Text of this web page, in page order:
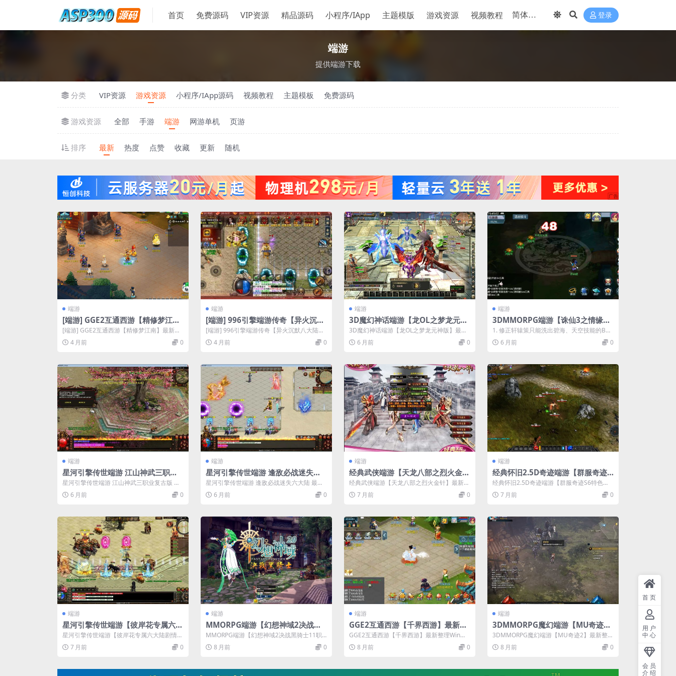
首页 免费源码 VIP资源 精品源码 小程序/IApp 主题模版 游戏资源 视频教程 登录
端游
提供端游下载
分类 VIP资源 游戏资源 小程序/IApp源码 视频教程 主题模板 免费源码
游戏资源 全部 手游 端游 网游单机 页游
排序 最新 热度 点赞 收藏 更新 随机
端游
[端游] GGE2互通西游【精修梦江
南】最新整理Win系端+安卓苹果PC
三端互通+全套源码+搭建教程
[端游] GGE2互通西游【精修梦江南】最新整
理Win系端+安卓苹果PC三端互通...
4 月前 0
端游
[端游] 996引擎端游传奇【异火沉默
八大陆】最新整理WIN端+多大陆+
GM测试后台
[端游] 996引擎端游传奇【异火沉默八大陆】
最新整理WIN端+多大陆+GM测试...
4 月前 0
端游
3D魔幻神话端游【龙OL之梦龙元神
版】最新整理Win系服务端+网页注
册+GM工具+GM命令+PC客户端+详
细搭建教程+视频教程
3D魔幻神话端游【龙OL之梦龙元神版】最新
整理Win系服务端+网页注册+GM工具...
6 月前 0
端游
3DMMORPG端游【诛仙3之情缘诛
仙18职业】最新整理单机一键即玩
镜像端+Linux手工服务端+GM工具
+网页注册+PC客户端+详细搭建教
1. 修正轩辕策只能洗出碧海、天空技能的BU
G 2. 修改T本部分掉落，减少错误...
6 月前 0
端游
星河引擎传世端游 江山神武三职业
复古版 最新整理 Win 系服务端 + 彩
虹登陆器 + 客户端 + 教程
星河引擎传世端游 江山神武三职业复古版 最
新整理 Win 系服务端 + 彩虹登陆...
6 月前 0
端游
星河引擎传世端游 逢敌必战迷失六
大陆 最新整理 Win系服务端+彩虹
登陆器+客户端+教程
星河引擎传世端游 逢敌必战迷失六大陆 最新
整理 Win系服务端+彩虹登陆器+客户...
6 月前 0
端游
经典武侠端游【天龙八部之烈火金
针】最新整理单机一键即玩镜像端+
Linux手工服务端+PC客户端+GM工
具+详细搭建教程
经典武侠端游【天龙八部之烈火金针】最新整
理单机一键即玩镜像端+Linux手工服务...
7 月前 0
端游
经典怀旧2.5D奇迹端游【群服奇迹S
6特色版】最新整理Win系服务端
+网页注册+GM工具+PC客户端+详
细搭建教程
经典怀旧2.5D奇迹端游【群服奇迹S6特色
版】最新整理Win系服务端+网页注册+...
7 月前 0
端游
星河引擎传世端游【彼岸花专属六大
陆剧情版】最新整理Win系服务端
+彩虹登陆器+客户端+详细搭建教程
星河引擎传世端游【彼岸花专属六大陆剧情
版】最新整理Win系服务端+彩虹登陆器+客...
7 月前 0
端游
MMORPG端游【幻想神域2决战黑
骑士11职业】最新整理单机一键即
玩镜像服务端+Linux手工服务端+P
C客户端+详细搭建教程
MMORPG端游【幻想神域2决战黑骑士11职
业】最新整理单机一键即玩镜像服务端+...
8 月前 0
端游
GGE2互通西游【千界西游】最新整
理Win系服务端+安卓苹果PC三端
+全套源码+详细搭建教程
GGE2互通西游【千界西游】最新整理Win系
服务端+安卓苹果PC三端+全套源码+...
8 月前 0
端游
3DMMORPG魔幻端游【MU奇迹
2】最新整理WIN系服务端+PC客户
端+登录器+GM工具+详细搭建教程
+视频教程
3DMMORPG魔幻端游【MU奇迹2】最新整理
WIN系服务端+PC客户端+登录器...
8 月前 0
首页
用户
中心
会员
介绍